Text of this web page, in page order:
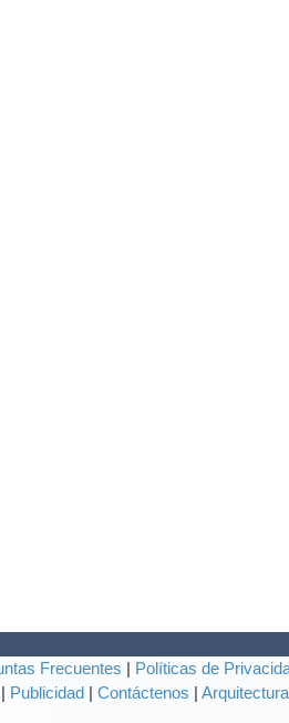
Frecuentes Políticas de
Publicidad Contáctenos Arquitectura